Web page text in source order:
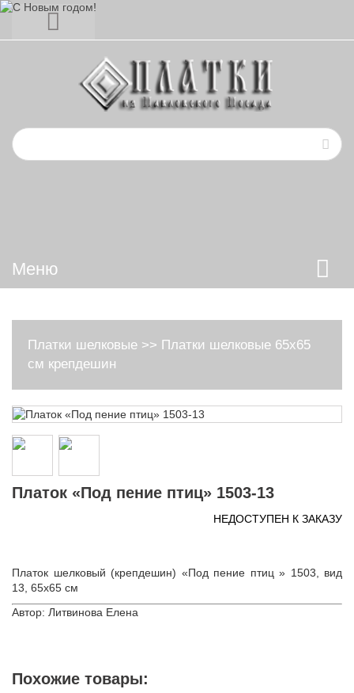
Меню
Платки шелковые >> Платки шелковые 65х65
см крепдешин
Платок «Под пение птиц» 1503-13
НЕДОСТУПЕН К ЗАКАЗУ
Платок шелковый (крепдешин) «Под пение птиц » 1503, вид
13, 65х65 см
Автор: Литвинова Елена
Похожие товары: